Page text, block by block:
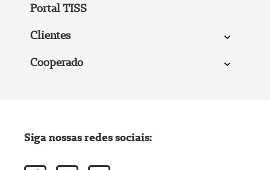
Portal TISS
Clientes
Cooperado
Siga nossas redes sociais: